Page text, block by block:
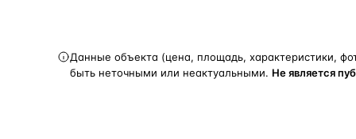
Данные объекта (цена, площадь, характеристики,
быть неточными или неактуальными. Не является